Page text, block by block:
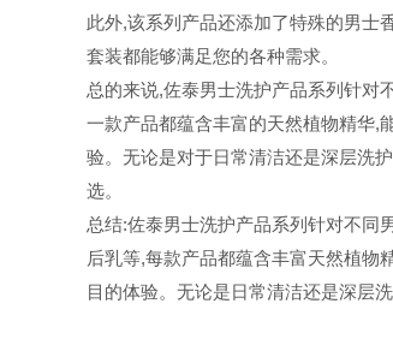
此外,该系列产品还添加了特殊的男士
套装都能够满足您的各种需求。
总的来说,佐泰男士洗护产品系列针对
一款产品都蕴含丰富的天然植物精华,
验。无论是对于日常清洁还是深层洗
选。
总结:佐泰男士洗护产品系列针对不同
后乳等,每款产品都蕴含丰富天然植物
目的体验。无论是日常清洁还是深层